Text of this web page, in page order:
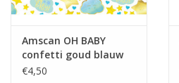
Amscan OH BABY
confetti goud blauw
70 gram
€4,50